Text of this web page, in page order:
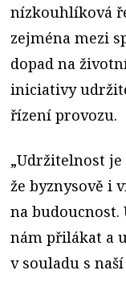
nízkouhlíková
zejména mezi
dopad na
iniciativy
řízení provozu.
„Udržitelnost
že byznysově i
na budoucnost.
nám přilákat a
v souladu s